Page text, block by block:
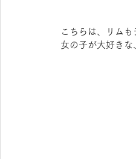
こちらは、リム
女の子が大好きな